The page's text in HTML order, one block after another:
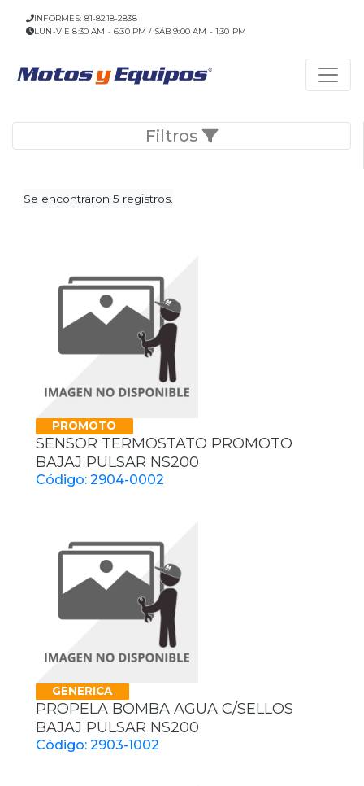
INFORMES: 81-8218-2838
LUN-VIE 8:30 AM - 6:30 PM / SÁB 9:00 AM - 1:30 PM
Filtros
Se encontraron 5 registros.
PROMOTO
SENSOR TERMOSTATO PROMOTO
BAJAJ PULSAR NS200
Código: 2904-0002
GENERICA
PROPELA BOMBA AGUA C/SELLOS
BAJAJ PULSAR NS200
Código: 2903-1002